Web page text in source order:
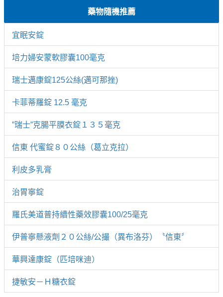
藥物隨機推薦
宜眠安錠
培力婦安蒙軟膠囊100毫克
瑞士邁康錠125公絲(邁可那挫)
卡菲蒂羅錠 12.5 毫克
”瑞士”克腸平膜衣錠１３５毫克
信東 代蜜錠８０公絲（葛立克拉）
利皮多乳膏
治胃寧錠
羅氏美道普持續性藥效膠囊100/25毫克
伊普寧懸液劑２０公絲/公撮（異布洛芬）〝信東〞
華興達康錠（匹培咪迪）
捷敏安－Ｈ糖衣錠